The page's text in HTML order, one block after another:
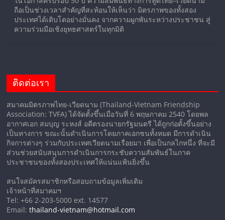
ถือเป็นช่วงเวลาสำคัญที่สะท้อนให้เห็นว่า มิตรภาพของทั้งสอง
ประเทศได้เติบโตอย่างมั่นคง จากความผูกพันระหว่างประชาชน สู่
ความร่วมมือเชิงยุทธศาสตร์ในทุกมิติ
ติดต่อเรา
สมาคมมิตรภาพไทย-เวียดนาม (Thailand-Vietnam Friendship
Association: TVFA) ได้จัดตั้งขึ้นเมื่อวันที่ 6 พฤษภาคม 2540 โดยพล
อากาศเอก สมบุญ ระหงส์ อดีตรองนายกรัฐมนตรี ได้ถูกก่อตั้งขึ้นอย่าง
เป็นทางการ ขณะนั้นดำเนินการโดยภาคเอกชนทั้งหมด มีการดำเนิน
กิจการต่างๆ ร่วมกับประเทศเวียดนามเรื่อยมา เพื่อเป็นกลไกหนึ่ง ที่จะมี
ส่วนช่วยสนับสนุนการดำเนินการกระชับความสัมพันธ์ในภาค
ประชาชนของทั้งสองประเทศให้แน่นแฟ้นยิ่งขึ้น
สนใจสมัครสมาชิกหรือสอบถามข้อมูลเพิ่มเติม
เจ้าหน้าที่สมาคมฯ
Tel: +66 2-203-5000 ext. 14577
Email:thailand-vietnam@hotmail.com